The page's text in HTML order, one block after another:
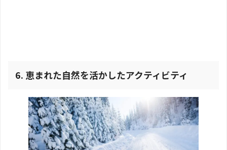
6. 恵まれた自然を活かしたアクティビティ